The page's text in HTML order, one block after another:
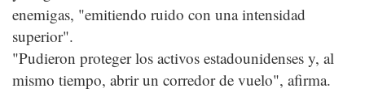
enemigas, "emitiendo ruido con una intensidad
superior".
"Pudieron proteger los activos estadounidenses y, al
mismo tiempo, abrir un corredor de vuelo", afirma.